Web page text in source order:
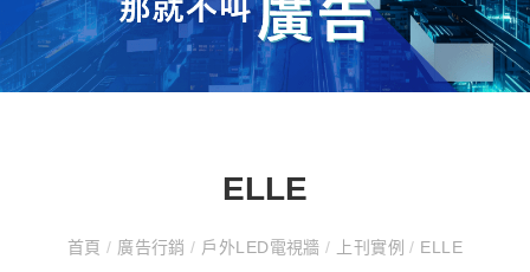
ELLE
首頁/ 廣告行銷/ 戶外LED電視牆/ 上刊實例/ ELLE